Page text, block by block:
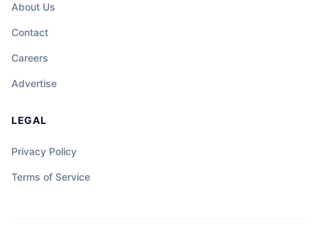
About Us
Contact
Careers
Advertise
LEGAL
Privacy Policy
Terms of Service